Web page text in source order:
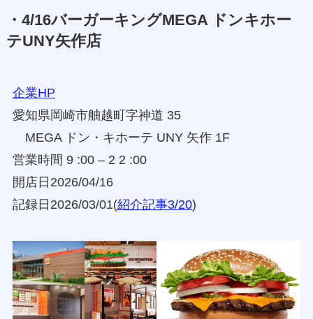
・4/16バーガーキングMEGA ドンキホー
テUNY矢作店
企業HP
愛知県岡崎市舳越町字神道 35
MEGA ドン・キホーテ UNY 矢作 1F
営業時間 9 :00 – 2 2 :00
開店日2026/04/16
記録日2026/03/01(紹介記事3/20)